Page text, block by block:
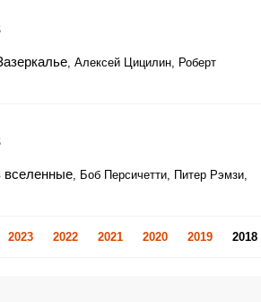
, Алексей Цицилин, Роберт
вселенные, Боб Персичетти, Питер Рэмзи,
2023 2022 2021 2020 2019 2018